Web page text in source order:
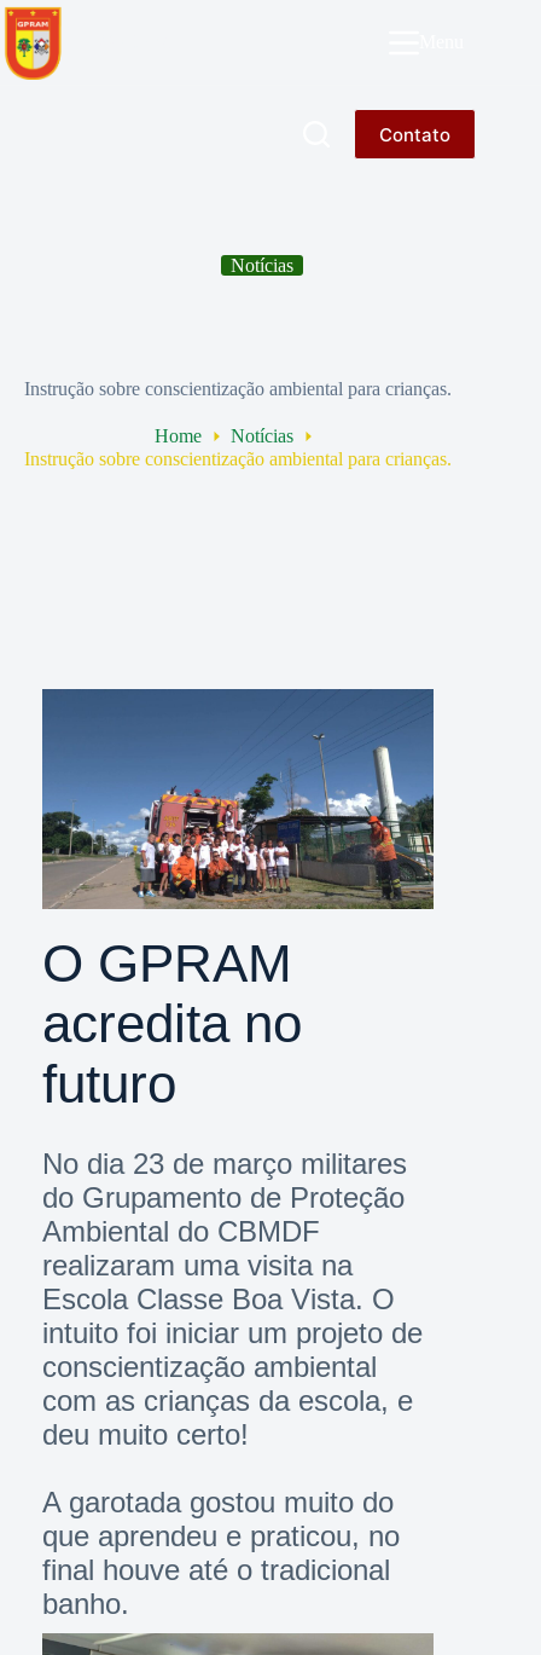
Pular
para
o
conteúdo
Contato
Notícias
Instrução sobre conscientização ambiental para crianças.
Home
Notícias
Instrução sobre conscientização ambiental para crianças.
O GPRAM
acredita no
futuro
No dia 23 de março militares
do Grupamento de Proteção
Ambiental do CBMDF
realizaram uma visita na
Escola Classe Boa Vista. O
intuito foi iniciar um projeto de
conscientização ambiental
com as crianças da escola, e
deu muito certo!
A garotada gostou muito do
que aprendeu e praticou, no
final houve até o tradicional
banho.